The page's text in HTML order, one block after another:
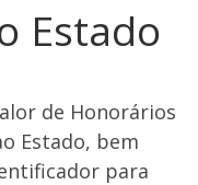
Estado
de Honorários
Estado, bem
para